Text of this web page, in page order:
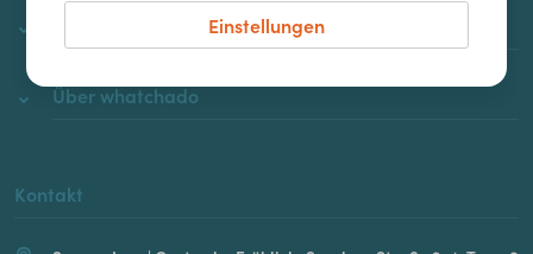
Über whatchado
Kontakt
Einstellungen